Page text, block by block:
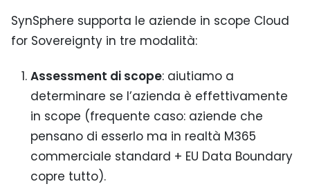
SynSphere supporta le aziende in scope Cloud
for Sovereignty in tre modalità:
Assessment di scope: aiutiamo a
determinare se l’azienda è effettivamente
in scope (frequente caso: aziende che
pensano di esserlo ma in realtà M365
commerciale standard + EU Data Boundary
copre tutto).